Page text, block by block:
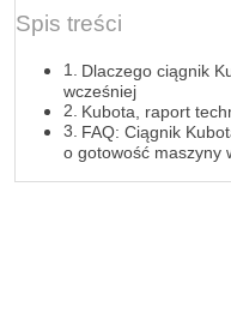
Spis treści
Dlaczego ciągnik
wcześniej
Kubota, raport
FAQ: Ciągnik
o gotowość maszyny